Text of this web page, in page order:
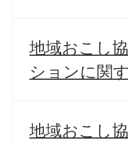
地域おこし
ションに関
地域おこし